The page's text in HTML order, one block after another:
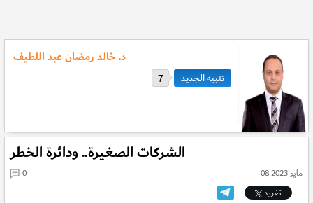
د. خالد رمضان عبد اللطيف
7
الشركات الصغيرة.. ودائرة الخطر
08 مايو 2023
0
تغريد